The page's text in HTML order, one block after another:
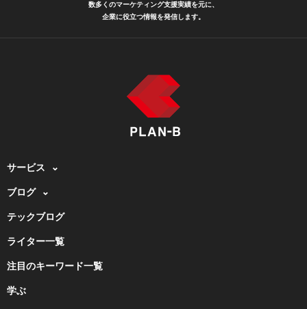
数多くのマーケティング支援実績を元に、
企業に役立つ情報を発信します。
サービス
ブログ
テックブログ
ライター一覧
注目のキーワード一覧
学ぶ